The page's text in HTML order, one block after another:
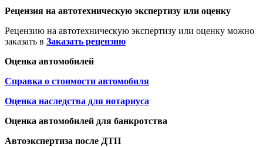
Рецензия на автотехническую экспертизу или оценку
Рецензию на автотехническую экспертизу или оценку можно
заказать в Заказать рецензию
Оценка автомобилей
Справка о стоимости автомобиля
Оценка наследства для нотариуса
Оценка автомобилей для банкротства
Автоэкспертиза после ДТП